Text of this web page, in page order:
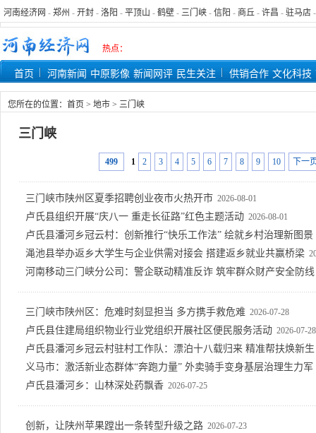
河南经济网 - 郑州 - 开封 - 洛阳 - 平顶山 - 鹤壁 - 三门峡 - 信阳 - 商丘 - 许昌 - 驻马店
热点：
首页 河南新闻 中原影像 新闻网评 民生关注 供销合作 文化科技
您所在的位置： 首页 > 地市 > 三门峡
三门峡
499 1 2 3 4 5 6 7 8 9 10 下一
三门峡市陕州区夏季招聘创业夜市火热开市 2026-08-01
卢氏县组织开展“庆八一 重走长征路”红色主题活动 2026-08-01
卢氏县潘河乡冠云村：创新推行“快乐工作法” 绘就乡村治理新图景
渑池县举办返乡大学生与企业供需对接会 搭建返乡就业共赢桥梁
河南移动三门峡分公司：警企联动精准反诈 筑牢群众财产安全防线
三门峡市陕州区：危难时刻显担当 多方携手救危难 2026-07-28
卢氏县住建局组织物业行业党组织开展社区便民服务活动 2026-07-28
卢氏县潘河乡冠云村驻村工作队：漂泊十八载归来 精准帮扶焕新生
义马市：激活新业态群体“奔跑力量” 外卖骑手变身基层治理生力军
卢氏县潘河乡：山林深处药飘香 2026-07-25
创新，让陕州苹果蹚出一条转型升级之路 2026-07-23